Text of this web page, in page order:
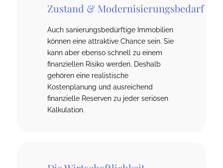
Zustand &Modernisierungsbedarf
Auch sanierungsbedürftige Immobilien
können eine attraktive Chance sein. Sie
kann aber ebenso schnell zu einem
finanziellen Risiko werden. Deshalb
gehören eine realistische
Kostenplanung und ausreichend
finanzielle Reserven zu jeder seriösen
Kalkulation.